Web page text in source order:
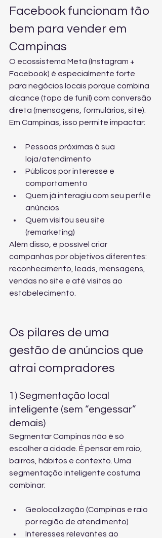
Facebook funcionam tão
bem para vender em
Campinas
O ecossistema Meta (Instagram +
Facebook) é especialmente forte
para negócios locais porque combina
alcance (topo de funil) com conversão
direta (mensagens, formulários, site).
Em Campinas, isso permite impactar:
Pessoas próximas à sua
loja/atendimento
Públicos por interesse e
comportamento
Quem já interagiu com seu perfil e
anúncios
Quem visitou seu site
(remarketing)
Além disso, é possível criar
campanhas por objetivos diferentes:
reconhecimento, leads, mensagens,
vendas no site e até visitas ao
estabelecimento.
Os pilares de uma
gestão de anúncios que
atrai compradores
1) Segmentação local
inteligente (sem “engessar”
demais)
Segmentar Campinas não é só
escolher a cidade. É pensar em raio,
bairros, hábitos e contexto. Uma
segmentação inteligente costuma
combinar:
Geolocalização (Campinas e raio
por região de atendimento)
Interesses relevantes ao